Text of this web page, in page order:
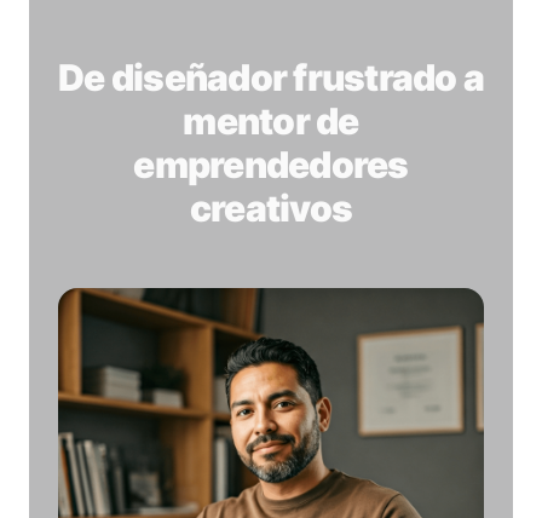
De diseñador frustrado a
mentor de
emprendedores
creativos